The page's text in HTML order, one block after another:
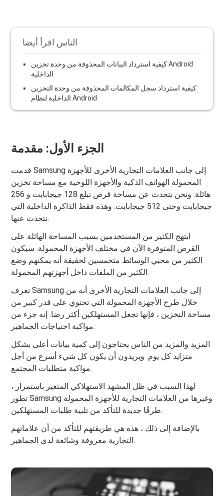
الناس اقرأ أيضا
كيفية استرداد البيانات المحذوفة من وحدة تخزين Android
الداخلية
كيفية استرداد سجل المكالمات المحذوفة من وحدة التخزين
الداخلية لنظام Android
الجزء الأول: مقدمة
قدمت Samsung إلى جانب العلامات التجارية الأخرى للأجهزة
المحمولة الهواتف الذكية والأجهزة اللوحية مع مساحة تخزين
هائلة. ونحن نتحدث عن مساحة قرص تبلغ 128 جيجابايت و 256
جيجابايت وحتى 512 جيجابايت. وهذه فقط الذاكرة الداخلية التي
نتحدث عنها.
ابتهج الكثير من المستخدمين بسبب المساحة الهائلة على
القرص المتوفرة الآن في مختلف الأجهزة المحمولة. سيكون
الكثير من محبي الوسائط متحمسين لحقيقة أنه يمكنهم وضع
الكثير من الملفات داخل أجهزتهم المحمولة.
تعرف Samsung إلى جانب العلامات التجارية الأخرى أنه من
خلال طرح الأجهزة المحمولة التي تحتوي على قدر كبير من
مساحة التخزين ، فإنها تجعل المستهلكين أكثر رضا. إنه جزء من
مواكبة احتياجات الجماهير.
المزيد والمزيد من الناس يحتاجون إلى كمية بيانات أعلى بشكل
متزايد كل يوم. ويريدون أن يكون كل شيء أسرع من أجل
مواكبة متطلبات المجتمع.
لهذا السبب في ظل المشهد الاستهلاكي المتغير باستمرار ،
تطور Samsung وغيرها من العلامات التجارية للأجهزة المحمولة
طرقًا جديدة للتأكد من تلبية طلبات المستهلكين.
بالإضافة إلى ذلك ، هذه هي طريقتهم للتأكد من أن علاماتهم
التجارية معروفة وشائعة لدى الجماهير.